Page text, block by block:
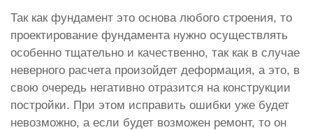
Так как фундамент это основа любого строения, то
проектирование фундамента нужно осуществлять
особенно тщательно и качественно, так как в случае
неверного расчета произойдет деформация, а это, в
свою очередь негативно отразится на конструкции
постройки. При этом исправить ошибки уже будет
невозможно, а если будет возможен ремонт, то он